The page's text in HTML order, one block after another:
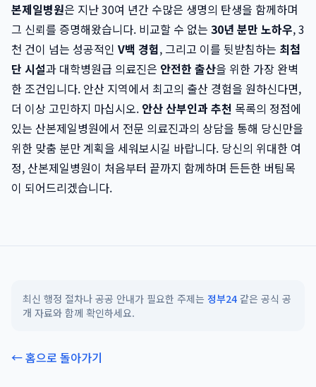
본제일병원은 지난 30여 년간 수많은 생명의 탄생을 함께하며
그 신뢰를 증명해왔습니다. 비교할 수 없는 30년 분만 노하우, 3
천 건이 넘는 성공적인 V백 경험, 그리고 이를 뒷받침하는 최첨
단 시설과 대학병원급 의료진은 안전한 출산을 위한 가장 완벽
한 조건입니다. 안산 지역에서 최고의 출산 경험을 원하신다면,
더 이상 고민하지 마십시오. 안산 산부인과 추천 목록의 정점에
있는 산본제일병원에서 전문 의료진과의 상담을 통해 당신만을
위한 맞춤 분만 계획을 세워보시길 바랍니다. 당신의 위대한 여
정, 산본제일병원이 처음부터 끝까지 함께하며 든든한 버팀목
이 되어드리겠습니다.
최신 행정 절차나 공공 안내가 필요한 주제는 정부24 같은 공식 공
개 자료와 함께 확인하세요.
← 홈으로 돌아가기